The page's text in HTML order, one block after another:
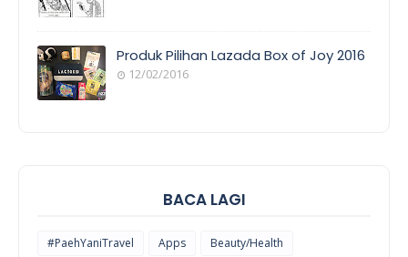
E
Produk Pilihan Lazada Box of Joy 2016
12/02/2016
BACA LAGI
#PaehYaniTravel Apps
Beauty/Health